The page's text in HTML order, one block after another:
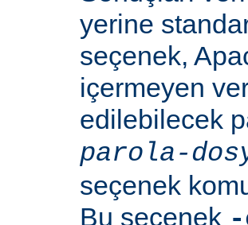
yerine
seçenek,
içermeyen
edilebilecek
parola-
seçenek
Bu seçenek